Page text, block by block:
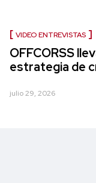
VIDEO ENTREVISTAS
OFFCORSS
estrategia de
julio 29, 2026